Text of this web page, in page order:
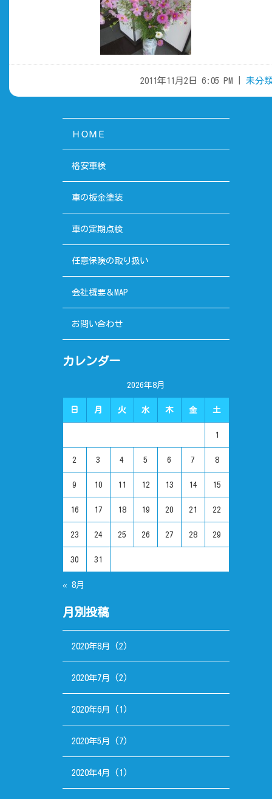
2011年11月2日 6:05 PM | 未分
ＨＯＭＥ
格安車検
車の板金塗装
車の定期点検
任意保険の取り扱い
会社概要＆MAP
お問い合わせ
カレンダー
2026年8月
日 月 火 水 木 金 土
1
2 3 4 5 6 7 8
9 10 11 12 13 14 15
16 17 18 19 20 21 22
23 24 25 26 27 28 29
30 31
« 8月
月別投稿
2020年8月 (2)
2020年7月 (2)
2020年6月 (1)
2020年5月 (7)
2020年4月 (1)